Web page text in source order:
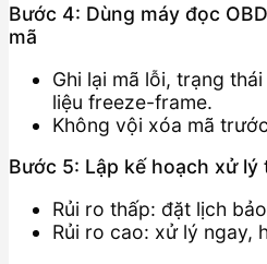
Bước 4: Dùng máy đọc
mã
Ghi lại mã lỗi, trạng
liệu freeze-frame.
Không vội xóa mã
Bước 5: Lập kế hoạch xử lý
Rủi ro thấp: đặt lịch
Rủi ro cao: xử lý ngay,